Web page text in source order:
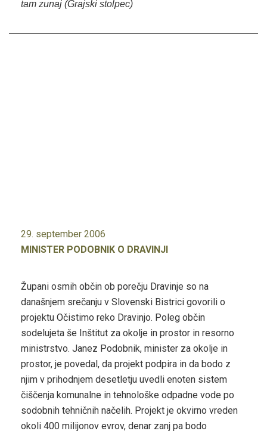
tam zunaj (Grajski stolpec)
29. september 2006
MINISTER PODOBNIK O DRAVINJI
Župani osmih občin ob porečju Dravinje so na
današnjem srečanju v Slovenski Bistrici govorili o
projektu Očistimo reko Dravinjo. Poleg občin
sodelujeta še Inštitut za okolje in prostor in resorno
ministrstvo. Janez Podobnik, minister za okolje in
prostor, je povedal, da projekt podpira in da bodo z
njim v prihodnjem desetletju uvedli enoten sistem
čiščenja komunalne in tehnološke odpadne vode po
sodobnih tehničnih načelih. Projekt je okvirno vreden
okoli 400 milijonov evrov, denar zanj pa bodo